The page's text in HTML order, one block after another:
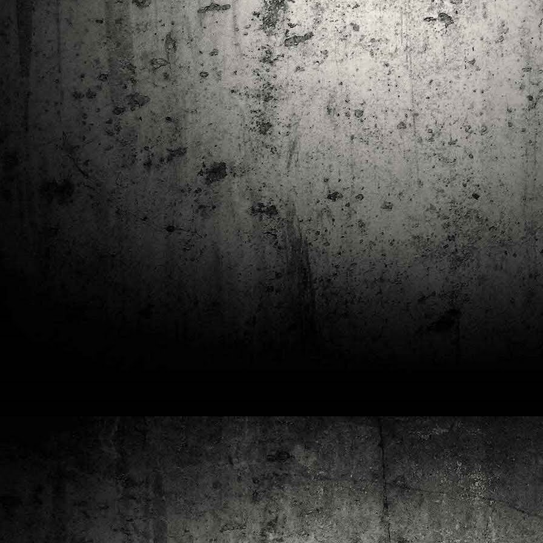
trimestre del club de lectura de còmics de la Biblioteca Pública de
Tarragona. I aquest és el menú ofert per als mesos d'abril, maig i juny. Com ja és
habitual, el club se segueix en modalitat virtual amb l'aplicació Tellfy i les
trobades mensuals són per videoconferència.
MAR
13
Descobrint els orígens de la revista Spirou
Ja tinc a les mans el resultat d'una feina que m'ha portat a capbussar-me
els darrers temps en la història del còmic europeu i dels seus grans
autors i personatges!
Segur que coneixeu en Lucky Luke, els Barrufets, en Marsupilami o en Spirou,
però sabíeu que van néixer en una revista? Le Journal de Spirou, publicada per
primera vegada el 21 d’abril de 1938, és una de les grans icones de l’escola de
còmic franco-belga.
24
El compromís de Joan Junceda: ‘Somnis entre la boira’ de
Lluís Recasens i Àngel Marí
Nascut a Barcelona l’any 1881 i mort a Blanes el 1948, Joan Junceda és
un dels noms més destacats entre els dibuixants, il·lustradors i caricaturistes
catalans d’aquesta època. Tot i començar sense cap tipus de formació, ben
aviat s’integrà dins la redacció del setmanari Cu-Cut!, participant activament en
Abans de tancar el 2024, arriba l'hora de presentar les lectures del
primer trimestre del 2025 del club de lectura de còmics de la Biblioteca
Pública de Tarragona, gratuït i virtual. El menú, ben variat: un personatge
clàssic, l'adaptació d'una novel·la molt coneguda (i llegida) i una novetat molt
impactant. Aquí en teniu els detalls!
Gener
Corto Maltés.
OCT